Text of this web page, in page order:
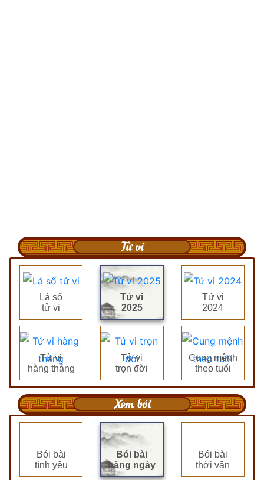
Tử vi
Lá số
tử vi
Tử vi
2025
Tử vi
2024
Tử vi
hàng tháng
Tử vi
trọn đời
Cung mệnh
theo tuổi
Xem bói
Bói bài
tình yêu
Bói bài
hàng ngày
Bói bài
thời vận